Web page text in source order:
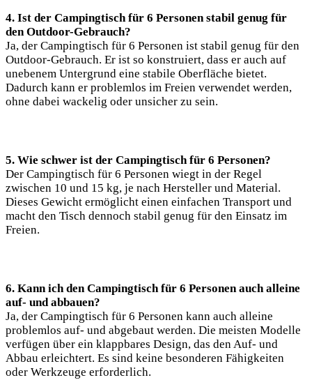
4. Ist der Campingtisch für 6 Personen stabil genug für
den Outdoor-Gebrauch?
Ja, der Campingtisch für 6 Personen ist stabil genug für den
Outdoor-Gebrauch. Er ist so konstruiert, dass er auch auf
unebenem Untergrund eine stabile Oberfläche bietet.
Dadurch kann er problemlos im Freien verwendet werden,
ohne dabei wackelig oder unsicher zu sein.
5. Wie schwer ist der Campingtisch für 6 Personen?
Der Campingtisch für 6 Personen wiegt in der Regel
zwischen 10 und 15 kg, je nach Hersteller und Material.
Dieses Gewicht ermöglicht einen einfachen Transport und
macht den Tisch dennoch stabil genug für den Einsatz im
Freien.
6. Kann ich den Campingtisch für 6 Personen auch alleine
auf- und abbauen?
Ja, der Campingtisch für 6 Personen kann auch alleine
problemlos auf- und abgebaut werden. Die meisten Modelle
verfügen über ein klappbares Design, das den Auf- und
Abbau erleichtert. Es sind keine besonderen Fähigkeiten
oder Werkzeuge erforderlich.